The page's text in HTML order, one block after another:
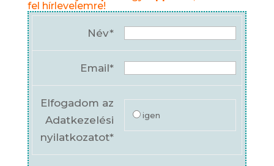
fel hírlevelemre!
Név*
Email*
Elfogadom az
Adatkezelési
nyilatkozatot*
igen